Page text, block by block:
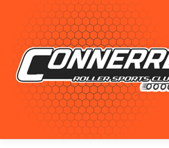
Aller au contenu